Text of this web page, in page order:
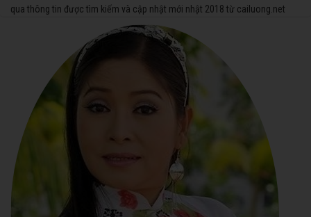
qua thông tin được tìm kiếm và cập nhật mới nhật 2018 từ cailuong.net